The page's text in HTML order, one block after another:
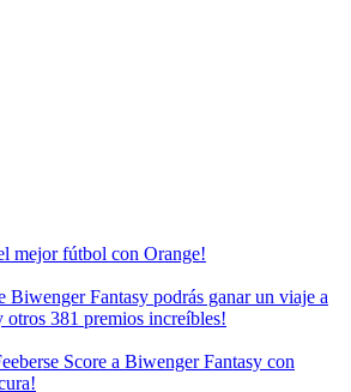
mejor fútbol con Orange!
Biwenger Fantasy podrás ganar un viaje a
381 premios increíbles!
Score a Biwenger Fantasy con